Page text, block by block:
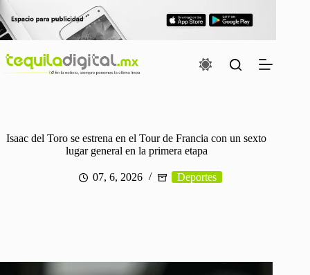
Saltar
al
contenido
Isaac del Toro se estrena en el Tour de Francia con un sexto
lugar general en la primera etapa
07, 6, 2026 Deportes